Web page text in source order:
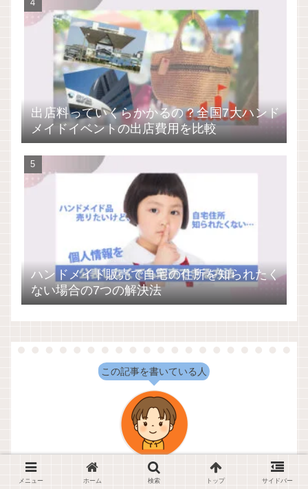
出店料っていくらかかるの？全国7大ハンド
メイドイベントの出店費用を比較
ハンドメイド販売で自宅の住所を知られたく
ない場合の7つの解決法
この記事を書いている人
mikan
趣味で10年、作家として活動初めて8年のハンドメイド作家。基本的に作るこ
メニュー ホーム 検索 トップ サイドバー